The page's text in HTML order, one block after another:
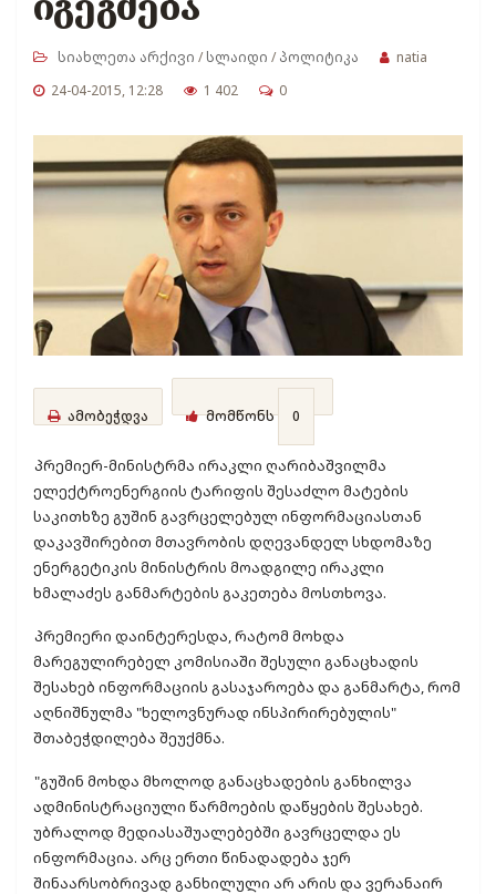
სიახლეთა არქივი /სლაიდი /პოლიტიკა
natia
24-04-2015, 12:28
1 402 0
ამობეჭდვა მომწონს 0
პრემიერ-მინისტრმა ირაკლი ღარიბაშვილმა
ელექტროენერგიის ტარიფის შესაძლო მატების
საკითხზე გუშინ გავრცელებულ ინფორმაციასთან
დაკავშირებით მთავრობის დღევანდელ სხდომაზე
ენერგეტიკის მინისტრის მოადგილე ირაკლი
ხმალაძეს განმარტების გაკეთება მოსთხოვა.
პრემიერი დაინტერესდა, რატომ მოხდა
მარეგულირებელ კომისიაში შესული განაცხადის
შესახებ ინფორმაციის გასაჯაროება და განმარტა, რომ
აღნიშნულმა "ხელოვნურად ინსპირირებულის"
შთაბეჭდილება შეუქმნა.
"გუშინ მოხდა მხოლოდ განაცხადების განხილვა
ადმინისტრაციული წარმოების დაწყების შესახებ.
უბრალოდ მედიასაშუალებებში გავრცელდა ეს
ინფორმაცია. არც ერთი წინადადება ჯერ
შინაარსობრივად განხილული არ არის და ვერანაირ